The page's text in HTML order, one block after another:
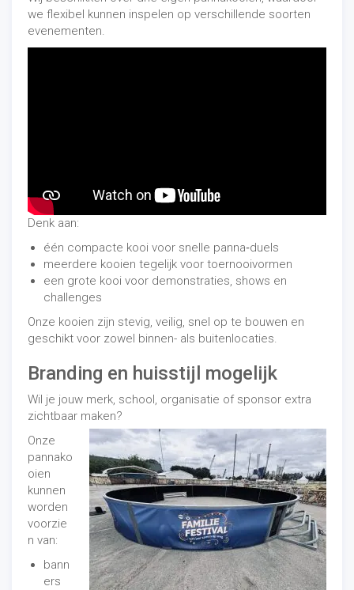
we flexibel kunnen inspelen op verschillende soorten
evenementen.
Denk aan:
één compacte kooi voor snelle panna‑duels
meerdere kooien tegelijk voor toernooivormen
een grote kooi voor demonstraties, shows en
challenges
Onze kooien zijn stevig, veilig, snel op te bouwen en
geschikt voor zowel binnen- als buitenlocaties.
Branding en huisstijl mogelijk
Wil je jouw merk, school, organisatie of sponsor extra
zichtbaar maken?
Onze
pannako
oien
kunnen
worden
voorzie
n van:
bann
ers